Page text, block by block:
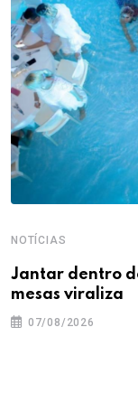
NOTÍCIAS
Jantar dentro
mesas viraliza
07/08/2026